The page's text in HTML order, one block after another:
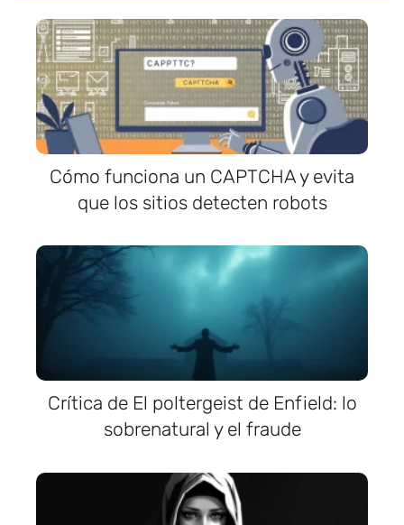
Cómo funciona un CAPTCHA y evita
que los sitios detecten robots
Crítica de El poltergeist de Enfield: lo
sobrenatural y el fraude